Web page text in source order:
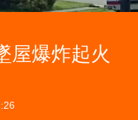
屋爆炸起火